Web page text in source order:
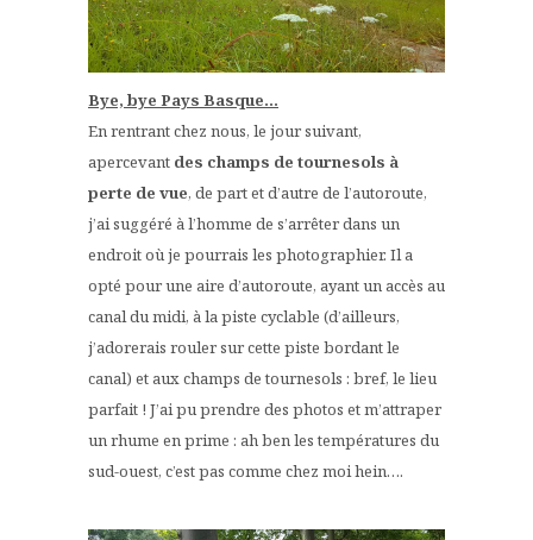
Bye, bye Pays Basque…
En rentrant chez nous, le jour suivant,
apercevant des champs de tournesols à
perte de vue, de part et d’autre de l’autoroute,
j’ai suggéré à l’homme de s’arrêter dans un
endroit où je pourrais les photographier. Il a
opté pour une aire d’autoroute, ayant un accès au
canal du midi, à la piste cyclable (d’ailleurs,
j’adorerais rouler sur cette piste bordant le
canal) et aux champs de tournesols : bref, le lieu
parfait ! J’ai pu prendre des photos et m’attraper
un rhume en prime : ah ben les températures du
sud-ouest, c’est pas comme chez moi hein….